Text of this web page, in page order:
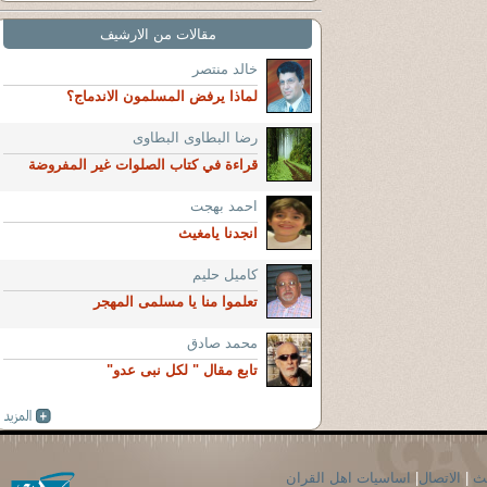
مقالات من الارشيف
خالد منتصر
لماذا يرفض المسلمون الاندماج؟
رضا البطاوى البطاوى
قراءة في كتاب الصلوات غير المفروضة
احمد بهجت
انجدنا يامغيث
كاميل حليم
تعلموا منا يا مسلمى المهجر
محمد صادق
تابع مقال " لكل نبى عدو"
الاتصال اساسيات اهل القران